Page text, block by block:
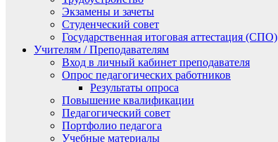
Экзамены и зачеты
Студенческий совет
Государственная итоговая аттестация (СПО)
Учителям / Преподавателям
Вход в личный кабинет преподавателя
Опрос педагогических работников
Результаты опроса
Повышение квалификации
Педагогический совет
Портфолио педагога
Учебные материалы